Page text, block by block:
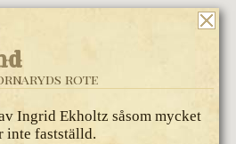
rote
Ingrid Ekholtz såsom mycket
inte fastställd.